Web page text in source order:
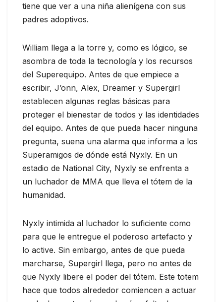
tiene que ver a una niña alienígena con sus
padres adoptivos.
William llega a la torre y, como es lógico, se
asombra de toda la tecnología y los recursos
del Superequipo. Antes de que empiece a
escribir, J’onn, Alex, Dreamer y Supergirl
establecen algunas reglas básicas para
proteger el bienestar de todos y las identidades
del equipo. Antes de que pueda hacer ninguna
pregunta, suena una alarma que informa a los
Superamigos de dónde está Nyxly. En un
estadio de National City, Nyxly se enfrenta a
un luchador de MMA que lleva el tótem de la
humanidad.
Nyxly intimida al luchador lo suficiente como
para que le entregue el poderoso artefacto y
lo active. Sin embargo, antes de que pueda
marcharse, Supergirl llega, pero no antes de
que Nyxly libere el poder del tótem. Este totem
hace que todos alrededor comiencen a actuar